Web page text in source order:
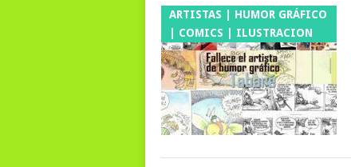
ARTISTAS | HUMOR GRÁFICO
| COMICS | ILUSTRACION